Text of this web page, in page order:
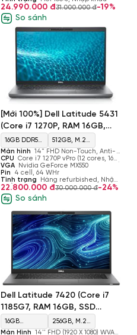
24.990.000 đ31.000.000 đ-19%
So sánh
[Mới 100%] Dell Latitude 5431
(Core i7 1270P, RAM 16GB,
SSD 512GB, NVIDIA MX550,
Màn 14’’ FHD)
16GB DDR5
4800 MHz
512GB, M.2
2230, PCIe
NVMe, SSD
Màn hình 14" FHD Non-Touch, Anti-
Glare, IPS,RGB
CPU Core i7 1270P vPro (12 cores, 16
threads, up to 4.80 GHz, 18 MB Cache)
VGA
Nvidia GeForce MX550
Pin
4 cell, 64 WHr
Tình trạng
Hàng refurbished, Nhập
Khẩu
22.800.000 đ30.000.000 đ-24%
So sánh
Dell Latitude 7420 (Core i7
1185G7, RAM 16GB, SSD
256GB, Intel Iris Xe Graphics,
Màn 14'' FHD)
16GB
256GB, M.2,
Màn Hình 14'' FHD (1920 X 1080) WVA